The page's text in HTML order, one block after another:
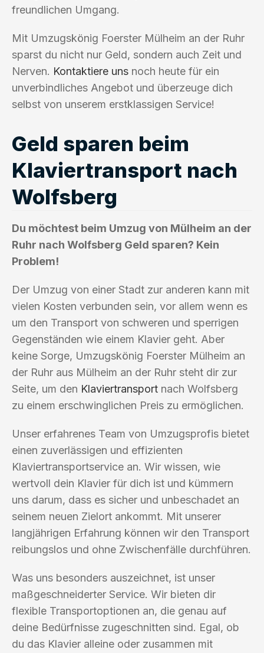
freundlichen Umgang.
Mit Umzugskönig Foerster Mülheim an der Ruhr
sparst du nicht nur Geld, sondern auch Zeit und
Nerven. Kontaktiere uns noch heute für ein
unverbindliches Angebot und überzeuge dich
selbst von unserem erstklassigen Service!
Geld sparen beim
Klaviertransport nach
Wolfsberg
Du möchtest beim Umzug von Mülheim an der
Ruhr nach Wolfsberg Geld sparen? Kein
Problem!
Der Umzug von einer Stadt zur anderen kann mit
vielen Kosten verbunden sein, vor allem wenn es
um den Transport von schweren und sperrigen
Gegenständen wie einem Klavier geht. Aber
keine Sorge, Umzugskönig Foerster Mülheim an
der Ruhr aus Mülheim an der Ruhr steht dir zur
Seite, um den Klaviertransport nach Wolfsberg
zu einem erschwinglichen Preis zu ermöglichen.
Unser erfahrenes Team von Umzugsprofis bietet
einen zuverlässigen und effizienten
Klaviertransportservice an. Wir wissen, wie
wertvoll dein Klavier für dich ist und kümmern
uns darum, dass es sicher und unbeschadet an
seinem neuen Zielort ankommt. Mit unserer
langjährigen Erfahrung können wir den Transport
reibungslos und ohne Zwischenfälle durchführen.
Was uns besonders auszeichnet, ist unser
maßgeschneiderter Service. Wir bieten dir
flexible Transportoptionen an, die genau auf
deine Bedürfnisse zugeschnitten sind. Egal, ob
du das Klavier alleine oder zusammen mit